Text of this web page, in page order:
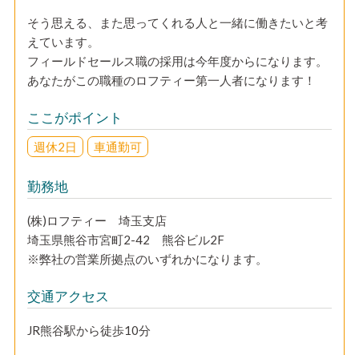
そう思える、また思ってくれる人と一緒に働きたいと考
えています。
フィールドセールス職の採用は今年度からになります。
あなたがこの職種のロフティー第一人者になります！
ここがポイント
週休2日 車通勤可
勤務地
(株)ロフティー 埼玉支店
埼玉県熊谷市宮町2-42 熊谷ビル2F
※弊社の営業所拠点のいずれかになります。
交通アクセス
JR熊谷駅から徒歩10分